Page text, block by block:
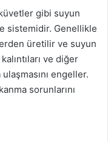
gibi suyun
sistemidir. Genellikle
üretilir ve suyun
ve diğer
engeller.
sorunlarını